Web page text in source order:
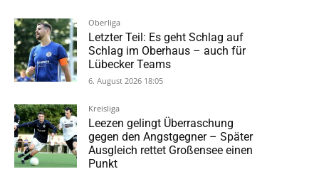
Oberliga
Letzter Teil: Es geht Schlag auf
Schlag im Oberhaus – auch für
Lübecker Teams
6. August 2026 18:05
Kreisliga
Leezen gelingt Überraschung
gegen den Angstgegner – Später
Ausgleich rettet Großensee einen
Punkt